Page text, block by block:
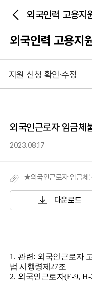
외국인력 고용지
외국인력 고용지
지원 신청 확인·수정
외국인근로자 임금체
2023.08.17
★외국인근로자 임금체
다운로드
1. 관련: 외국인근로자
법 시행령제 27조
2. 외국인근로자(E-9,